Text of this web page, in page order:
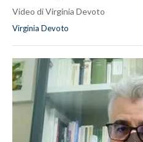
Video di Virginia Devoto
Virginia Devoto